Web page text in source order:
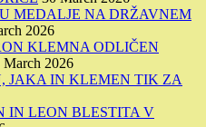
MEDALJE NA DRŽAVNEM
2026
KLEMNA ODLIČEN
March 2026
JAKA IN KLEMEN TIK ZA
IN LEON BLESTITA V